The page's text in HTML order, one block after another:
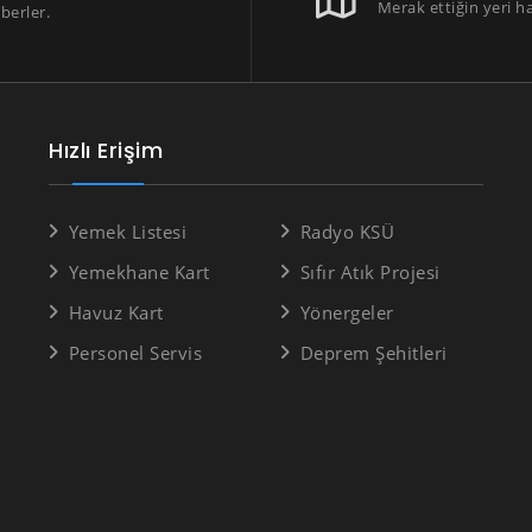
Merak ettiğin yeri
Hızlı Erişim
Yemek Listesi
Yemekhane Kart
Havuz Kart
Personel Servis
Radyo KSÜ
Sıfır Atık Projesi
Yönergeler
Deprem Şehitleri